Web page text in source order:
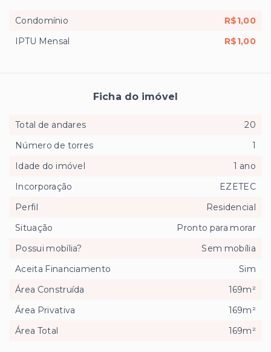
Condomínio
R$1,00
IPTU Mensal
R$1,00
Ficha do imóvel
Total de andares
20
Número de torres
1
Idade do imóvel
1 ano
Incorporação
EZETEC
Perfil
Residencial
Situação
Pronto para morar
Possui mobília?
Sem mobília
Aceita Financiamento
Sim
Área Construída
169m²
Área Privativa
169m²
Área Total
169m²